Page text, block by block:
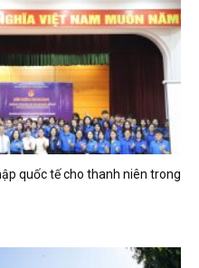
quốc tế cho thanh niên trong